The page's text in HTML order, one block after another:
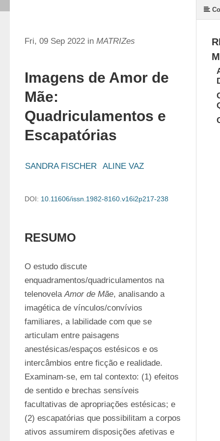
Fri, 09 Sep 2022 in MATRIZes
Imagens de Amor de
Mãe:
Quadriculamentos e
Escapatórias
SANDRA FISCHER ALINE VAZ
DOI: 10.11606/issn.1982-8160.v16i2p217-238
RESUMO
O estudo discute
enquadramentos/quadriculamentos na
telenovela Amor de Mãe, analisando a
imagética de vínculos/convívios
familiares, a labilidade com que se
articulam entre paisagens
anestésicas/espaços estésicos e os
intercâmbios entre ficção e realidade.
Examinam-se, em tal contexto: (1) efeitos
de sentido e brechas sensíveis
facultativas de apropriações estésicas; e
(2) escapatórias que possibilitam a corpos
ativos assumirem disposições afetivas e